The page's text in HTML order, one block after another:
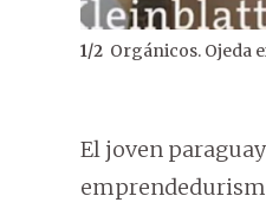
1/2 Orgánicos. Ojeda
El joven